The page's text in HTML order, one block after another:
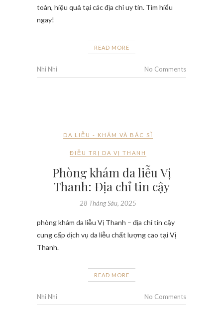
toàn, hiệu quả tại các địa chỉ uy tín. Tìm hiểu
ngay!
READ MORE
Nhi Nhi No Comments
DA LIỄU - KHÁM VÀ BÁC SĨ
ĐIỀU TRỊ DA VỊ THANH
Phòng khám da liễu Vị
Thanh: Địa chỉ tin cậy
28 Tháng Sáu, 2025
phòng khám da liễu Vị Thanh – địa chỉ tin cậy
cung cấp dịch vụ da liễu chất lượng cao tại Vị
Thanh.
READ MORE
Nhi Nhi No Comments